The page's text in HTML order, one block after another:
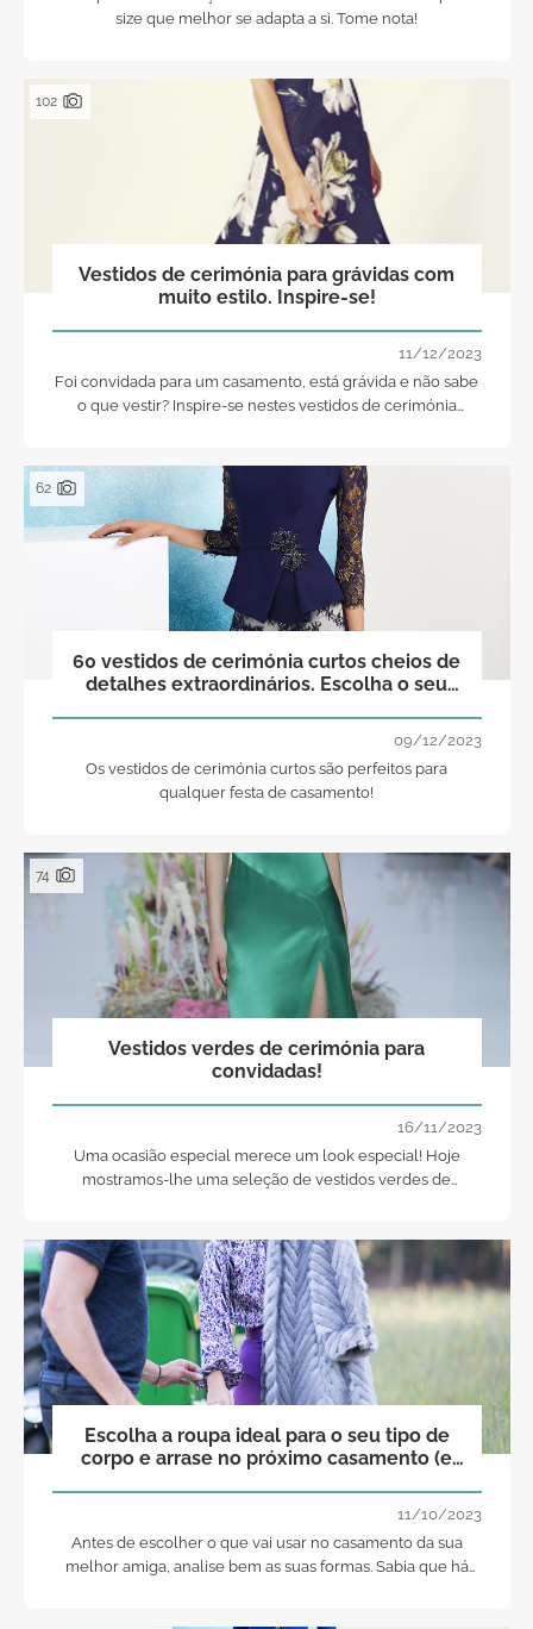
size que melhor se adapta a si. Tome nota!
Vestidos de cerimónia para grávidas com
muito estilo. Inspire-se!
11/12/2023
Foi convidada para um casamento, está grávida e não sabe
o que vestir? Inspire-se nestes vestidos de cerimónia
102
60 vestidos de cerimónia curtos cheios de
detalhes extraordinários. Escolha o seu
09/12/2023
Os vestidos de cerimónia curtos são perfeitos para
qualquer festa de casamento!
62
Vestidos verdes de cerimónia para
convidadas!
16/11/2023
Uma ocasião especial merece um look especial! Hoje
mostramos-lhe uma seleção de vestidos verdes de
casamento!
74
Escolha a roupa ideal para o seu tipo de
corpo e arrase no próximo casamento (e
11/10/2023
Antes de escolher o que vai usar no casamento da sua
melhor amiga, analise bem as suas formas. Sabia que há